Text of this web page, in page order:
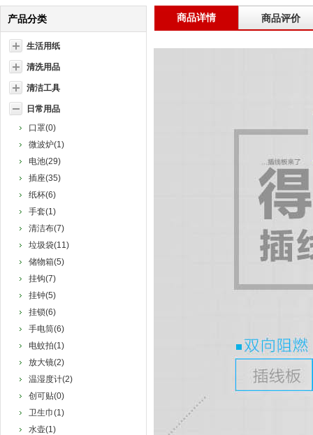
产品分类
生活用纸
清洗用品
清洁工具
日常用品
口罩(0)
微波炉(1)
电池(29)
插座(35)
纸杯(6)
手套(1)
清洁布(7)
垃圾袋(11)
储物箱(5)
挂钩(7)
挂钟(5)
挂锁(6)
手电筒(6)
电蚊拍(1)
放大镜(2)
温湿度计(2)
创可贴(0)
卫生巾(1)
水壶(1)
商品详情 商品评价